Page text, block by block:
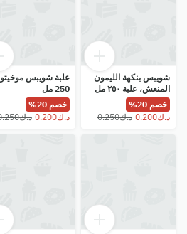
شويبس بنكهة الليمون
المنعش، علبة ٢٥٠ مل
خصم 20%
علبة شويبس موخيتو
250 مل
خصم 20%
⁦د.ك0.200⁩
⁦د.ك0.250⁩